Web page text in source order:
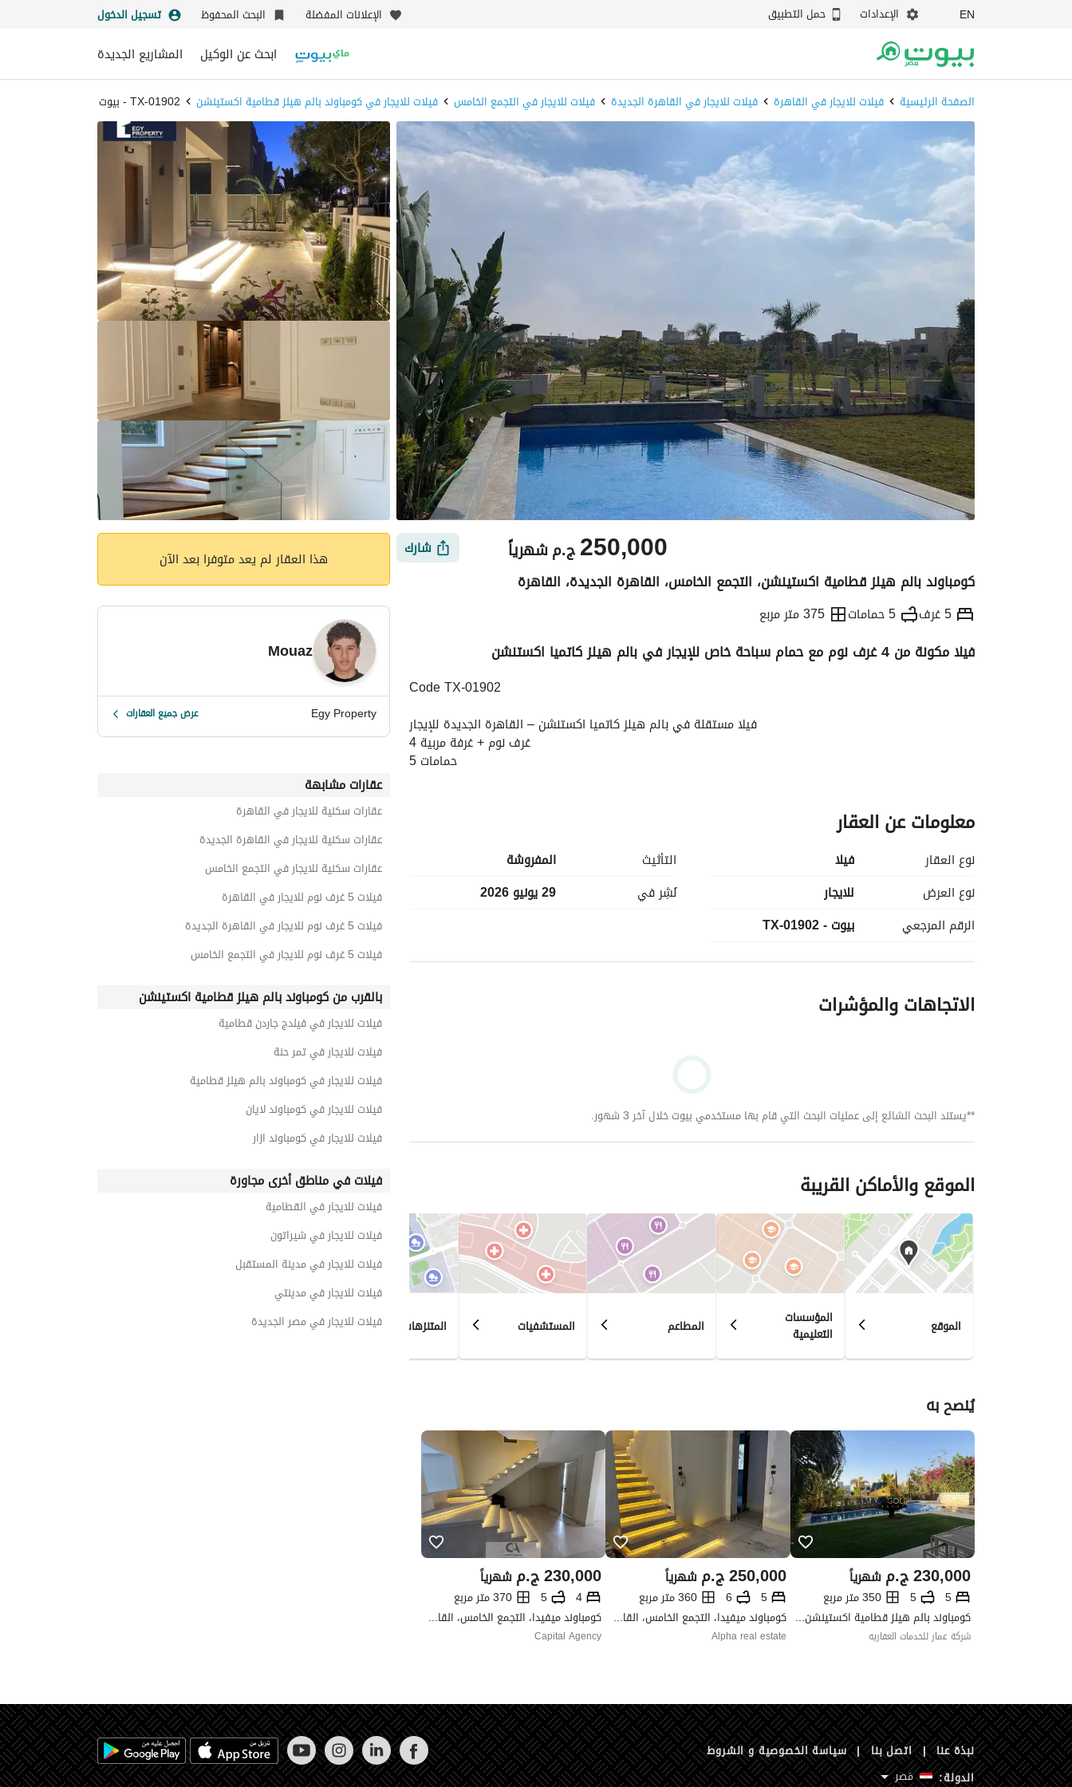
EN الإعدادات حمل التطبيق الإعلانات المفضلة البحث المحفوظ تسجيل الدخول
ابحث عن الوكيل المشاريع الجديدة
الصفحة الرئيسية فيلات للايجار في القاهرة فيلات للايجار في القاهرة الجديدة فيلات للايجار في التجمع الخامس فيلات للايجار في كومباوند بالم هيلز قطامية اكستينشن TX-01902 - بيوت
ج.م250,000 شهرياً شارك
كومباوند بالم هيلز قطامية اكستينشن، التجمع الخامس، القاهرة الجديدة، القاهرة
5 غرف 5 حمامات 375 متر مربع
الاتجاهات والمؤشرات
فيلا مكونة من 4 غرف نوم مع حمام سباحة خاص للإيجار في بالم هيلز كاتميا اكستنشن
Code TX-01902
فيلا مستقلة في بالم هيلز كاتميا اكستنشن – القاهرة الجديدة للإيجار
4 غرف نوم + غرفة مربية
5 حمامات
معلومات عن العقار
نوع العقار
فیلا
نوع العرض
للايجار
الرقم المرجعي
بيوت - TX-01902
التأثيث
المفروشة
نُشِر في
29 يونيو 2026
الاتجاهات والمؤشرات
**يستند البحث الشائع إلى عمليات البحث التي قام بها مستخدمي بيوت خلال آخر 3 شهور.
الموقع والأماكن القريبة
الموقع المؤسسات
التعليمية المطاعم المستشفيات المتنزهات
يُنصح به
ج.م230,000 شهرياً
5
5
350 متر مربع
كومباوند بالم هيلز قطامية اكستينشن، التجمع الخامس، القاهرة الجديدة، القاهرة
شركة عمار للخدمات العقاريه
ج.م250,000 شهرياً
5
6
360 متر مربع
كومباوند ميفيدا، التجمع الخامس، القاهرة الجديدة، القاهرة
Alpha real estate
ج.م230,000 شهرياً
4
5
370 متر مربع
كومباوند ميفيدا، التجمع الخامس، القاهرة الجديدة، القاهرة
Capital Agency
هذا العقار لم يعد متوفرا بعد الآن
Mouaz
Egy Property عرض جميع العقارات
عقارات مشابهة
عقارات سكنية للايجار في القاهرة
عقارات سكنية للايجار في القاهرة الجديدة
عقارات سكنية للايجار في التجمع الخامس
فيلات 5 غرف نوم للايجار في القاهرة
فيلات 5 غرف نوم للايجار في القاهرة الجديدة
فيلات 5 غرف نوم للايجار في التجمع الخامس
بالقرب من كومباوند بالم هيلز قطامية اكستينشن
فيلات للايجار في فيلدج جاردن قطامية
فيلات للايجار في تمر حنة
فيلات للايجار في كومباوند بالم هيلز قطامية
فيلات للايجار في كومباوند لايان
فيلات للايجار في كومباوند ازار
فيلات في مناطق أخرى مجاورة
فيلات للايجار في القطامية
فيلات للايجار في شيراتون
فيلات للايجار في مدينة المستقبل
فيلات للايجار في مدينتي
فيلات للايجار في مصر الجديدة
نبذة عنا | اتصل بنا | سياسة الخصوصية و الشروط
الدولة:
مَصر